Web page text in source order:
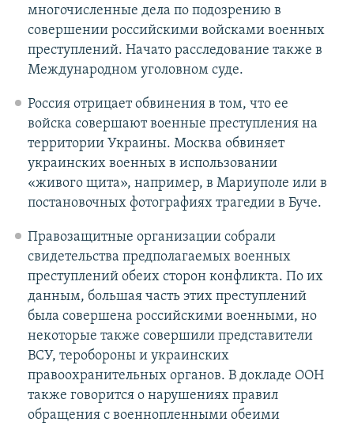
многочисленные дела по подозрению в
совершении российскими войсками военных
преступлений. Начато расследование также в
Международном уголовном суде.
Россия отрицает обвинения в том, что ее
войска совершают военные преступления на
территории Украины. Москва обвиняет
украинских военных в использовании
«живого щита», например, в Мариуполе или в
постановочных фотографиях трагедии в Буче.
Правозащитные организации собрали
свидетельства предполагаемых военных
преступлений обеих сторон конфликта. По их
данным, большая часть этих преступлений
была совершена российскими военными, но
некоторые также совершили представители
ВСУ, теробороны и украинских
правоохранительных органов. В докладе ООН
также говорится о нарушениях правил
обращения с военнопленными обеими